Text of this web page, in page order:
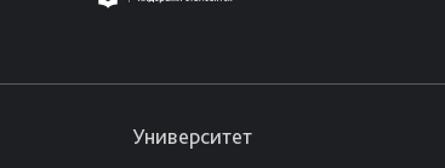
Университет